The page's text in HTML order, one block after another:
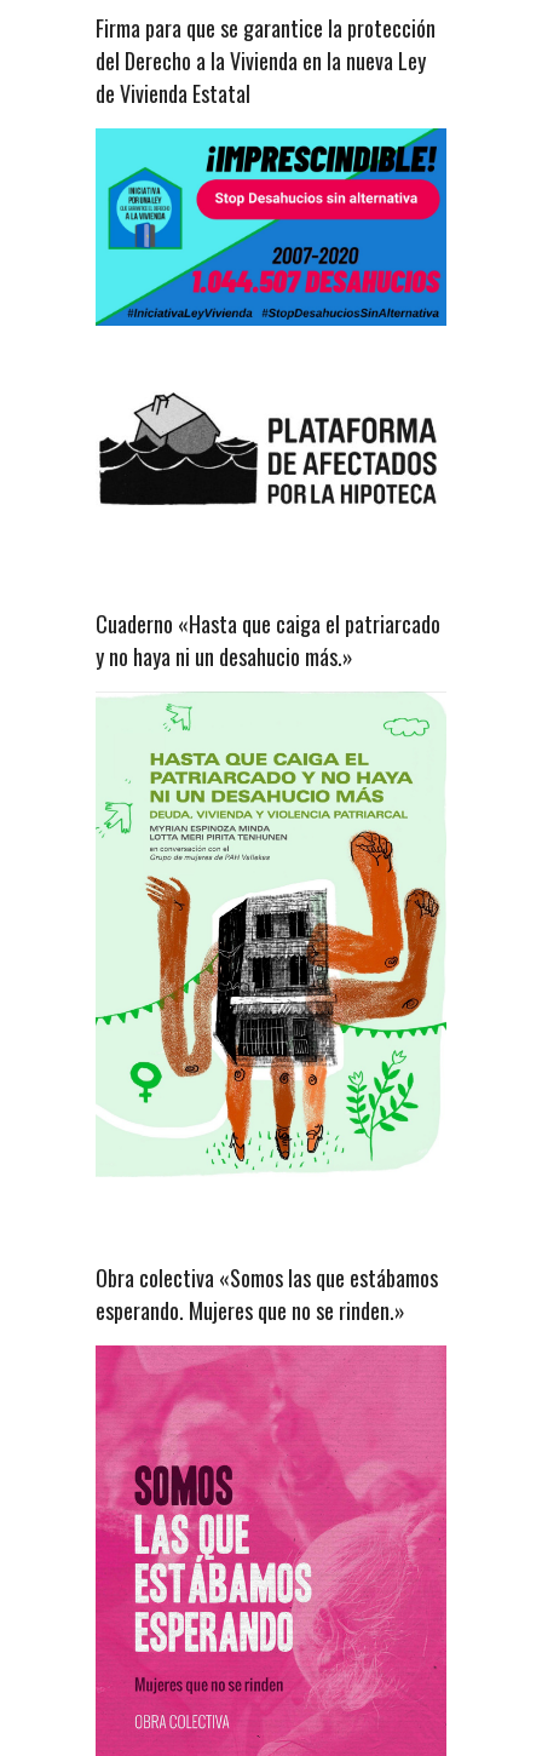
Firma para que se garantice la protección
del Derecho a la Vivienda en la nueva Ley
de Vivienda Estatal
Cuaderno «Hasta que caiga el patriarcado
y no haya ni un desahucio más.»
Obra colectiva «Somos las que estábamos
esperando. Mujeres que no se rinden.»